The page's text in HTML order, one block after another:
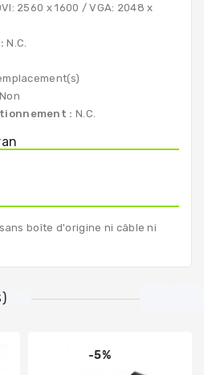
2560 x 1600 / VGA: 2048 x
N.C.
Non
: N.C.
boîte d'origine ni câble ni
-5%